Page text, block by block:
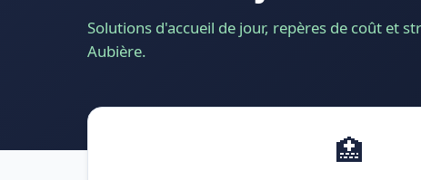
Solutions d'accueil de jour, repères de coût et
Aubière.
🏥